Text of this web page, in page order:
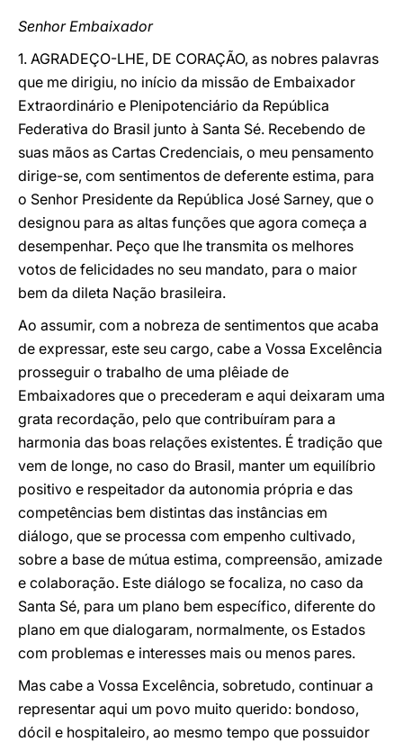
Senhor Embaixador
1. AGRADEÇO-LHE, DE CORAÇÃO, as nobres palavras
que me dirigiu, no início da missão de Embaixador
Extraordinário e Plenipotenciário da República
Federativa do Brasil junto à Santa Sé. Recebendo de
suas mãos as Cartas Credenciais, o meu pensamento
dirige-se, com sentimentos de deferente estima, para
o Senhor Presidente da República José Sarney, que o
designou para as altas funções que agora começa a
desempenhar. Peço que lhe transmita os melhores
votos de felicidades no seu mandato, para o maior
bem da dileta Nação brasileira.
Ao assumir, com a nobreza de sentimentos que acaba
de expressar, este seu cargo, cabe a Vossa Excelência
prosseguir o trabalho de uma plêiade de
Embaixadores que o precederam e aqui deixaram uma
grata recordação, pelo que contribuíram para a
harmonia das boas relações existentes. É tradição que
vem de longe, no caso do Brasil, manter um equilíbrio
positivo e respeitador da autonomia própria e das
competências bem distintas das instâncias em
diálogo, que se processa com empenho cultivado,
sobre a base de mútua estima, compreensão, amizade
e colaboração. Este diálogo se focaliza, no caso da
Santa Sé, para um plano bem específico, diferente do
plano em que dialogaram, normalmente, os Estados
com problemas e interesses mais ou menos pares.
Mas cabe a Vossa Excelência, sobretudo, continuar a
representar aqui um povo muito querido: bondoso,
dócil e hospitaleiro, ao mesmo tempo que possuidor